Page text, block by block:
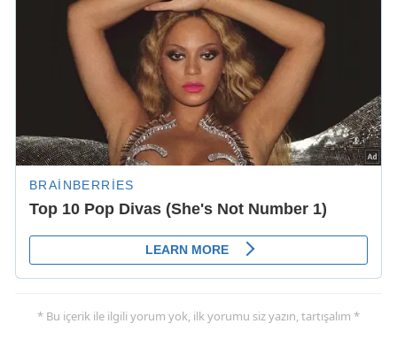
* Bu içerik ile ilgili yorum yok, ilk yorumu siz yazın, tartışalım *